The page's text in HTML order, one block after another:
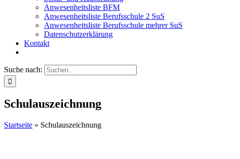
Anwesenheitsliste BFM
Anwesenheitsliste Berufsschule 2 SuS
Anwesenheitsliste Berufsschule mehrer SuS
Datenschutzerklärung
Kontakt
Suche nach:
Schulauszeichnung
Startseite » Schulauszeichnung